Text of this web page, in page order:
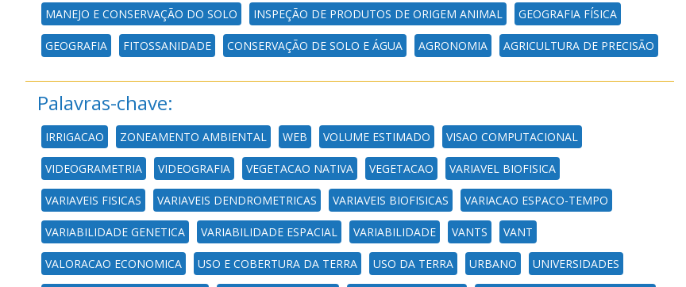
MANEJO E CONSERVAÇÃO DO SOLO INSPEÇÃO DE PRODUTOS DE ORIGEM ANIMAL GEOGRAFIA FÍSICA
GEOGRAFIA FITOSSANIDADE CONSERVAÇÃO DE SOLO E ÁGUA AGRONOMIA AGRICULTURA DE PRECISÃO
Palavras-chave:
IRRIGACAO ZONEAMENTO AMBIENTAL WEB VOLUME ESTIMADO VISAO COMPUTACIONAL
VIDEOGRAMETRIA VIDEOGRAFIA VEGETACAO NATIVA VEGETACAO VARIAVEL BIOFISICA
VARIAVEIS FISICAS VARIAVEIS DENDROMETRICAS VARIAVEIS BIOFISICAS VARIACAO ESPACO-TEMPO
VARIABILIDADE GENETICA VARIABILIDADE ESPACIAL VARIABILIDADE VANTS VANT
VALORACAO ECONOMICA USO E COBERTURA DA TERRA USO DA TERRA URBANO UNIVERSIDADES